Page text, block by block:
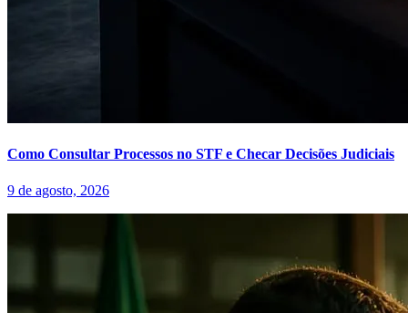
Como Consultar Processos no STF e Checar Decisões Judiciais
9 de agosto, 2026